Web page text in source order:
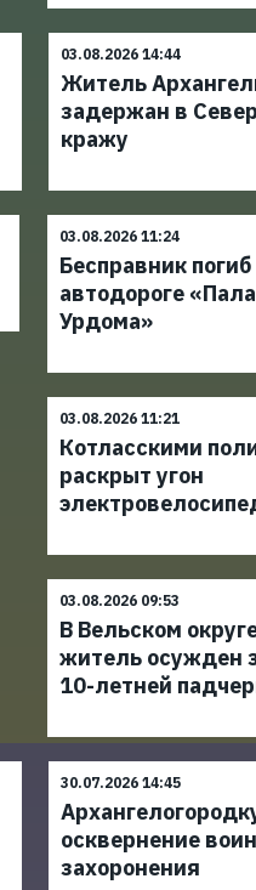
03.08.2026 14:44
Житель
задержан в
кражу
03.08.2026 11:24
Бесправник погиб
автодороге
Урдома»
03.08.2026 11:21
Котласскими
раскрыт угон
03.08.2026 09:53
В Вельском
житель осужден
10-летней
30.07.2026 14:45
осквернение
захоронения